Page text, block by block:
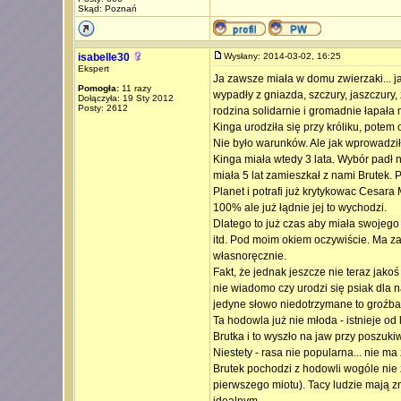
Skąd: Poznań
isabelle30
Ekspert
Pomogła:11 razy
Dołączyła: 19 Sty 2012
Posty: 2612
Wysłany: 2014-03-02, 16:25
Ja zawsze miała w domu zwierzaki...
wypadły z gniazda, szczury,
rodzina solidarnie i gromadnie łapała
Kinga urodziła się przy króliku,
Nie było warunków. Ale jak
Kinga miała wtedy 3 lata. Wybór
miała 5 lat zamieszkał z nami
Planet i potrafi już krytykowac
100% ale już łądnie jej to wychodzi.
Dlatego to już czas aby miała
itd. Pod moim okiem oczywiście. Ma
własnoręcznie.
Fakt, że jednak jeszcze nie teraz
nie wiadomo czy urodzi się psiak dla
jedyne słowo niedotrzymane to
Ta hodowla już nie młoda - istnieje
Brutka i to wyszło na jaw przy
Niestety - rasa nie popularna... nie
Brutek pochodzi z hodowli wogóle nie
pierwszego miotu). Tacy ludzie mają